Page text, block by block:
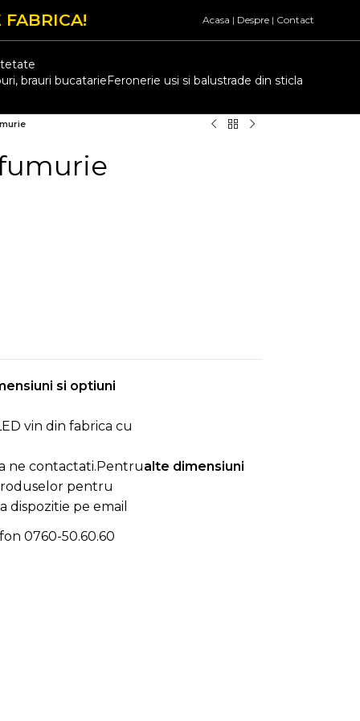
FABRICA! Acasa | Despre| Contact
brauri bucatarieFeronerie usi si balustrade din sticla
si optiuni
vin din fabrica cu
ne contactati.Pentrualte dimensiuni
pentru
dispozitie pe email
0760-50.60.60